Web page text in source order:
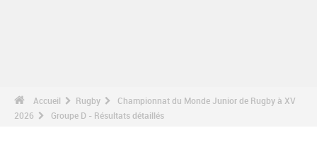
Accueil Rugby
Championnat du Monde Junior de Rugby à XV
2026
Groupe D - Résultats détaillés